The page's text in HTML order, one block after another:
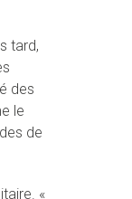
tard,
des
le
de
«